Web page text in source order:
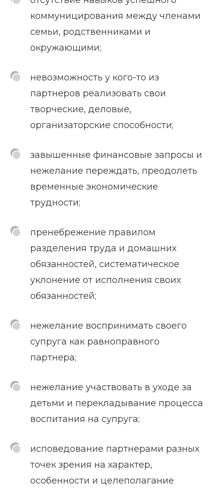
коммуницирования между членами
семьи, родственниками и
окружающими;
невозможность у кого-то из
партнеров реализовать свои
творческие, деловые,
организаторские способности;
завышенные финансовые запросы и
нежелание переждать, преодолеть
временные экономические
трудности;
пренебрежение правилом
разделения труда и домашних
обязанностей, систематическое
уклонение от исполнения своих
обязанностей;
нежелание воспринимать своего
супруга как равноправного
партнера;
нежелание участвовать в уходе за
детьми и перекладывание процесса
воспитания на супруга;
исповедование партнерами разных
точек зрения на характер,
особенности и целеполагание